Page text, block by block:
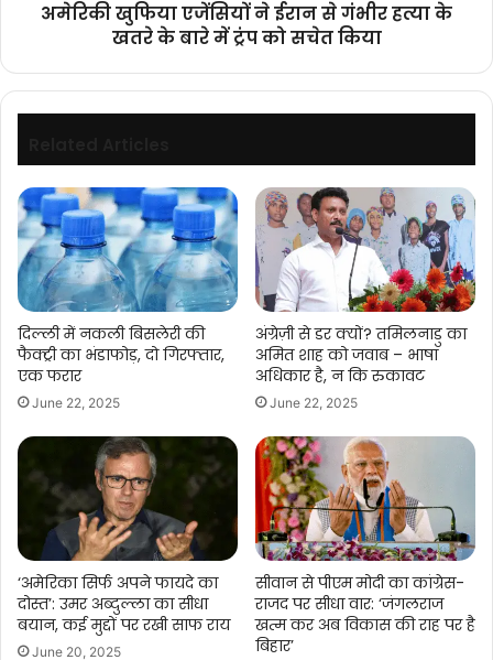
में
ट्रंप
को
किया
अमेरिकी खुफिया एजेंसियों ने ईरान से गंभीर हत्या के
खतरे के बारे में ट्रंप को सचेत किया
दिल्ली में नकली बिसलेरी की
फैक्ट्री का भंडाफोड़, दो गिरफ्तार,
एक फरार
June 22, 2025
अंग्रेज़ी से डर क्यों? तमिलनाडु का
अमित शाह को जवाब – भाषा
अधिकार है, न कि रुकावट
June 22, 2025
‘अमेरिका सिर्फ अपने फायदे का
दोस्त’: उमर अब्दुल्ला का सीधा
बयान, कई मुद्दों पर रखी साफ राय
June 20, 2025
सीवान से पीएम मोदी का कांग्रेस-
राजद पर सीधा वार: ‘जंगलराज
खत्म कर अब विकास की राह पर है
बिहार’